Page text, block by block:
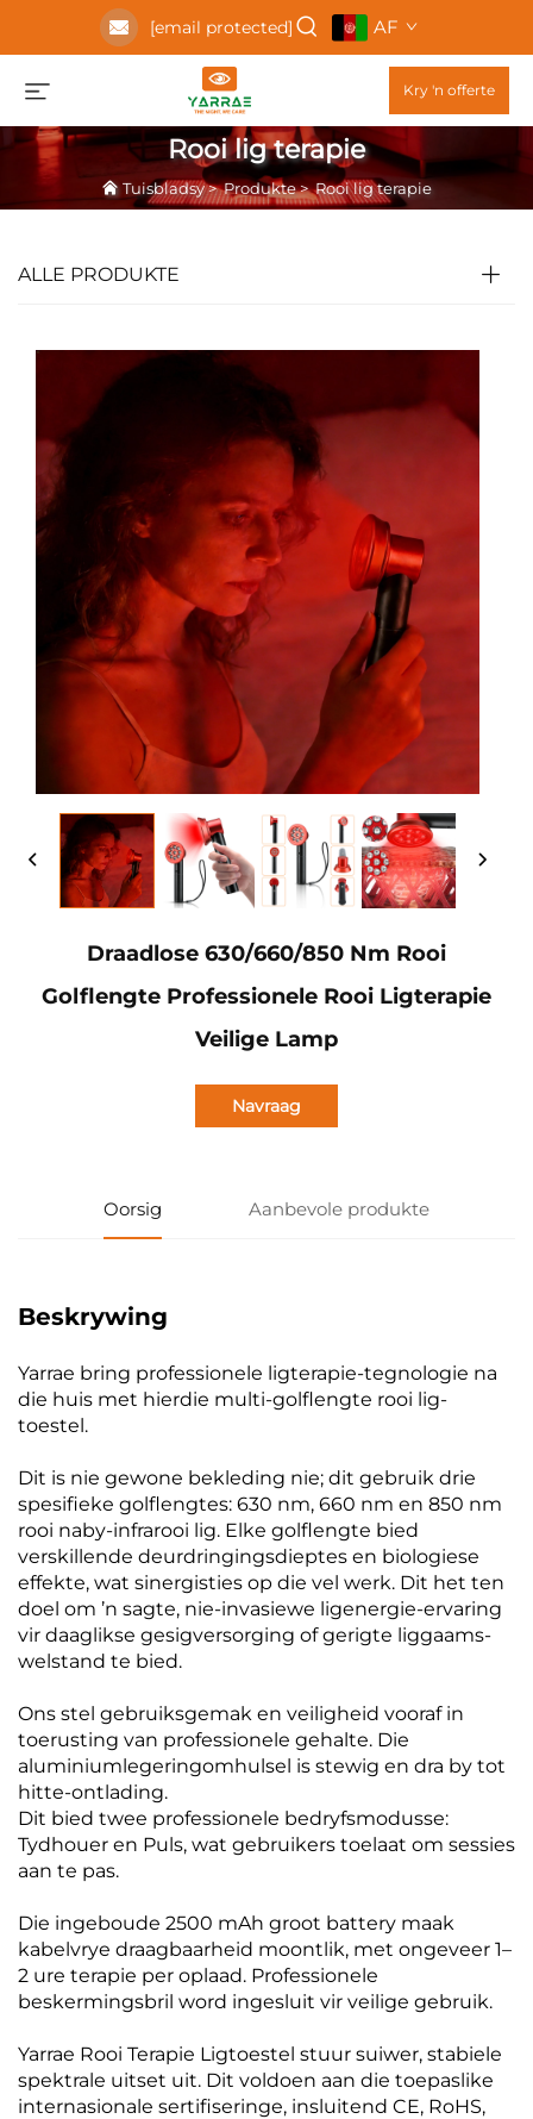
[email protected] AF
Kry 'n offerte
Rooi lig terapie
Tuisbladsy>Produkte>Rooi lig terapie
ALLE PRODUKTE
Draadlose 630/660/850 Nm Rooi
Golflengte Professionele Rooi Ligterapie
Veilige Lamp
Navraag
Oorsig Aanbevole produkte
Beskrywing
Yarrae bring professionele ligterapie-tegnologie na
die huis met hierdie multi-golflengte rooi lig-
toestel.
Dit is nie gewone bekleding nie; dit gebruik drie
spesifieke golflengtes: 630 nm, 660 nm en 850 nm
rooi naby-infrarooi lig. Elke golflengte bied
verskillende deurdringingsdieptes en biologiese
effekte, wat sinergisties op die vel werk. Dit het ten
doel om ’n sagte, nie-invasiewe ligenergie-ervaring
vir daaglikse gesigversorging of gerigte liggaams-
welstand te bied.
Ons stel gebruiksgemak en veiligheid vooraf in
toerusting van professionele gehalte. Die
aluminiumlegeringomhulsel is stewig en dra by tot
hitte-ontlading.
Dit bied twee professionele bedryfsmodusse:
Tydhouer en Puls, wat gebruikers toelaat om sessies
aan te pas.
Die ingeboude 2500 mAh groot battery maak
kabelvrye draagbaarheid moontlik, met ongeveer 1–
2 ure terapie per oplaad. Professionele
beskermingsbril word ingesluit vir veilige gebruik.
Yarrae Rooi Terapie Ligtoestel stuur suiwer, stabiele
spektrale uitset uit. Dit voldoen aan die toepaslike
internasionale sertifiseringe, insluitend CE, RoHS,